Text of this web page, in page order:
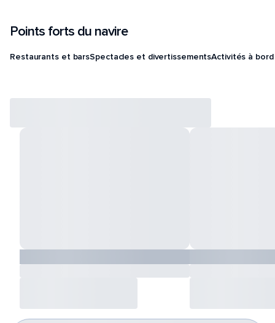
Points forts du navire
Restaurants et barsSpectacles et divertissementsActivités à bord